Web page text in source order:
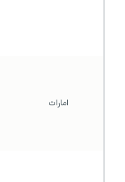
امارات